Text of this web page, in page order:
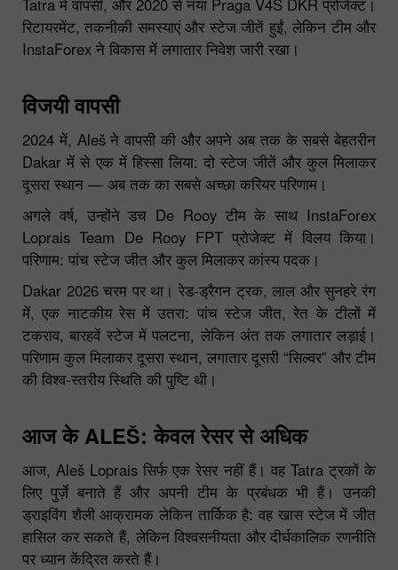
Tatra में वापसी, और 2020 से नया Praga V4S DKR प्रोजेक्ट।
रिटायरमेंट, तकनीकी समस्याएं और स्टेज जीतें हुईं, लेकिन टीम और
InstaForex ने विकास में लगातार निवेश जारी रखा।
विजयी वापसी
2024 में, Aleš ने वापसी की और अपने अब तक के सबसे बेहतरीन
Dakar में से एक में हिस्सा लिया: दो स्टेज जीतें और कुल मिलाकर
दूसरा स्थान — अब तक का सबसे अच्छा करियर परिणाम।
अगले वर्ष, उन्होंने डच De Rooy टीम के साथ InstaForex
Loprais Team De Rooy FPT प्रोजेक्ट में विलय किया।
परिणाम: पांच स्टेज जीत और कुल मिलाकर कांस्य पदक।
Dakar 2026 चरम पर था। रेड‑ड्रैगन ट्रक, लाल और सुनहरे रंग
में, एक नाटकीय रेस में उतरा: पांच स्टेज जीत, रेत के टीलों में
टकराव, बारहवें स्टेज में पलटना, लेकिन अंत तक लगातार लड़ाई।
परिणाम कुल मिलाकर दूसरा स्थान, लगातार दूसरी “सिल्वर” और टीम
की विश्व‑स्तरीय स्थिति की पुष्टि थी।
आज के ALEŠ: केवल रेसर से अधिक
आज, Aleš Loprais सिर्फ एक रेसर नहीं हैं। वह Tatra ट्रकों के
लिए पुर्ज़े बनाते हैं और अपनी टीम के प्रबंधक भी हैं। उनकी
ड्राइविंग शैली आक्रामक लेकिन तार्किक है: वह खास स्टेज में जीत
हासिल कर सकते हैं, लेकिन विश्वसनीयता और दीर्घकालिक रणनीति
पर ध्यान केंद्रित करते हैं।